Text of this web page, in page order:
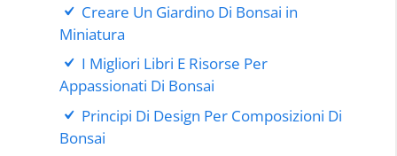
Creare Un Giardino Di Bonsai in
Miniatura
I Migliori Libri E Risorse Per
Appassionati Di Bonsai
Principi Di Design Per Composizioni Di
Bonsai